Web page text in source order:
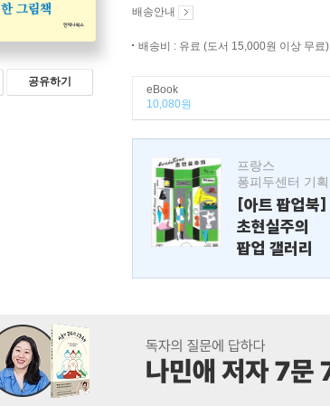
공유하기
배송안내
배송비 : 유료 (도서 15,000원 이상 무료)
eBook
10,080원
프랑스
퐁피두센터 기획
[아트 팝업북]
초현실주의
팝업 갤러리